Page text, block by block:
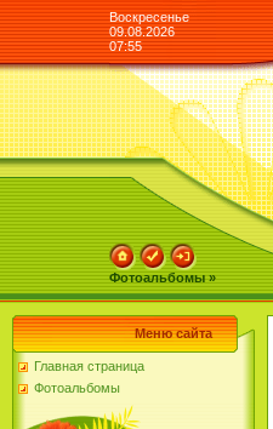
Воскресенье
09.08.2026
07:55
Фотоальбомы »
Меню сайта
Главная страница
Фотоальбомы